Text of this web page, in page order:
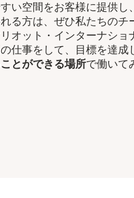
い空間をお客様に提供し
る方は、ぜひ私たちのチ
オット・インターナショ
仕事をして、​目標を達成
とができる場所で働いて